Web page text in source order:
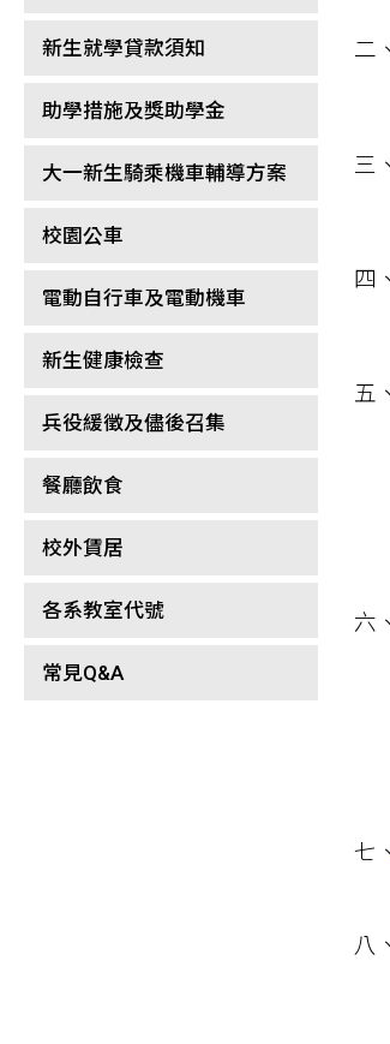
新生就學貸款須知
助學措施及獎助學金
大一新生騎乘機車輔導方案
校園公車
電動自行車及電動機車
新生健康檢查
兵役緩徵及儘後召集
餐廳飲食
校外賃居
各系教室代號
常見Q&A
二
三
四
五
六
七、
八